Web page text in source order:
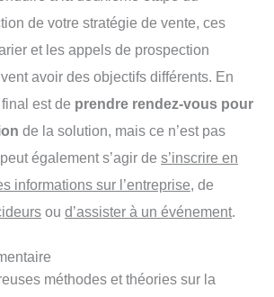
de votre stratégie de vente, ces
et les appels de prospection
avoir des objectifs différents. En
est de prendre rendez-vous pour
de la solution, mais ce n’est pas
également s’agir de s’inscrire en
informations sur l’entreprise, de
ou d’assister à un événement.
méthodes et théories sur la